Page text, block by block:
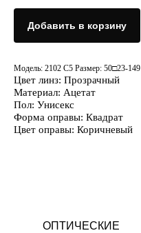
Добавить в корзину
Модель: 2102 C5 Размер: 50□23-149
Цвет линз: Прозрачный
Материал: Ацетат
Пол: Унисекс
Форма оправы: Квадрат
Цвет оправы: Коричневый
ОПТИЧЕСКИЕ